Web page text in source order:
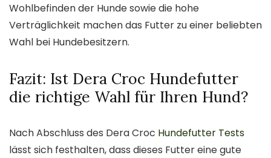
Wohlbefinden der Hunde sowie die hohe
Verträglichkeit machen das Futter zu einer beliebten
Wahl bei Hundebesitzern.
Fazit: Ist Dera Croc Hundefutter
die richtige Wahl für Ihren Hund?
Nach Abschluss des Dera Croc Hundefutter Tests
lässt sich festhalten, dass dieses Futter eine gute